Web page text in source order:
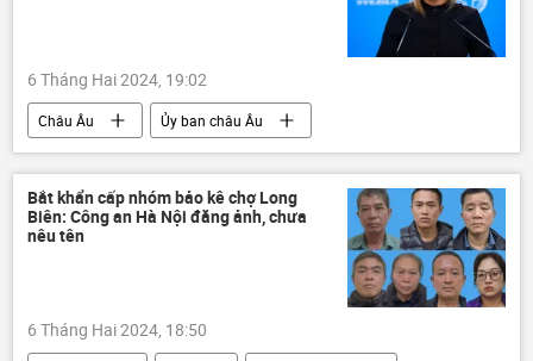
máy bay không người lái
6 Tháng Hai 2024, 19:02
Châu Âu
Ủy ban châu Âu
phương Tây
Bộ Ngoại giao Nga
Thế giới
Nông dân
Trái Đất
khí hậu
Ursula von der Leyen
Bắt khẩn cấp nhóm bảo kê chợ Long
Biên: Công an Hà Nội đăng ảnh, chưa
nêu tên
6 Tháng Hai 2024, 18:50